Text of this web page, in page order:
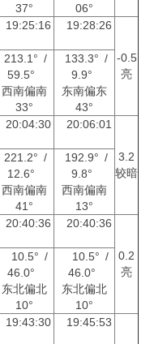
37°
06°
19:25:16 19:28:26
-0.5
亮
213.1° /
59.5°
西南偏南
33°
133.3° /
9.9°
东南偏东
43°
20:04:30 20:06:01
3.2
较暗
221.2° /
12.6°
西南偏南
41°
192.9° /
9.8°
西南偏南
13°
20:40:36 20:40:36
0.2
亮
10.5° /
46.0°
东北偏北
10°
10.5° /
46.0°
东北偏北
10°
19:43:30 19:45:53